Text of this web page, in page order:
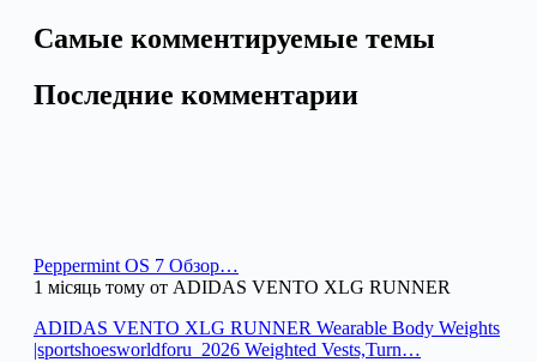
Самые комментируемые темы
Последние комментарии
Peppermint OS 7 Обзор…
1 місяць тому от ADIDAS VENTO XLG RUNNER
ADIDAS VENTO XLG RUNNER Wearable Body Weights
|sportshoesworldforu_2026 Weighted Vests,Turn…